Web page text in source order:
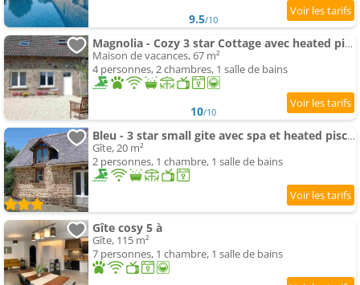
9.5/10
Magnolia - Cozy 3 star Cottage avec heated piscine et spa
Maison de vacances, 67 m²
4 personnes, 2 chambres, 1 salle de bains
10/10
Bleu - 3 star small gite avec spa et heated piscine
Gîte, 20 m²
2 personnes, 1 chambre, 1 salle de bains
Gîte cosy 5 à
Gîte, 115 m²
7 personnes, 1 chambre, 1 salle de bains